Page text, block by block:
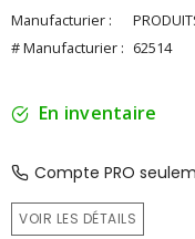
Manufacturier :
# Manufacturier : 62514
En inventaire
Compte PRO
VOIR LES DÉTAILS